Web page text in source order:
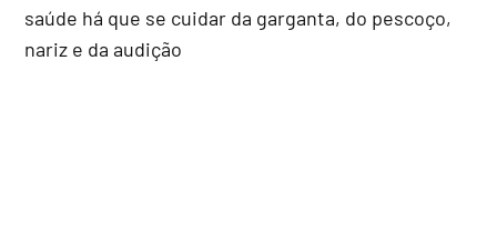
saúde há que se cuidar da garganta, do pescoço,
nariz e da audição